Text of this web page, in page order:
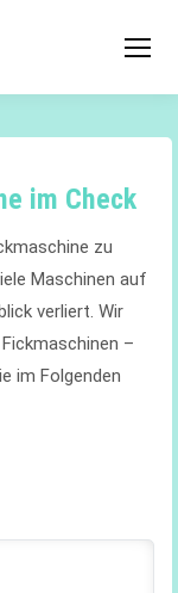
im Check
zu
Maschinen auf
verliert. Wir
–
im Folgenden